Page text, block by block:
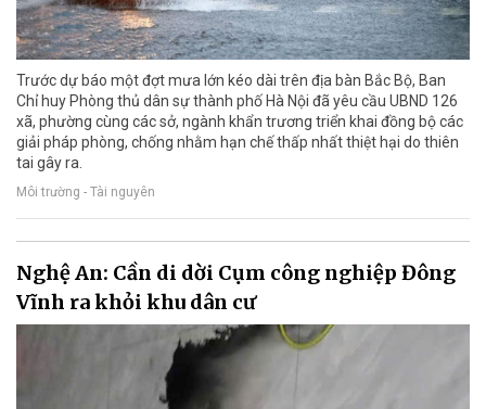
Trước dự báo một đợt mưa lớn kéo dài trên địa bàn Bắc Bộ, Ban
Chỉ huy Phòng thủ dân sự thành phố Hà Nội đã yêu cầu UBND 126
xã, phường cùng các sở, ngành khẩn trương triển khai đồng bộ các
giải pháp phòng, chống nhằm hạn chế thấp nhất thiệt hại do thiên
tai gây ra.
Môi trường - Tài nguyên
Nghệ An: Cần di dời Cụm công nghiệp Đông
Vĩnh ra khỏi khu dân cư